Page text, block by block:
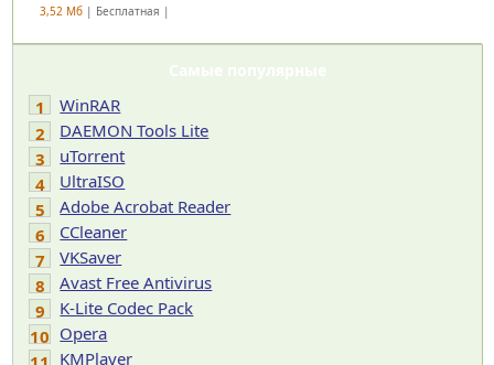
3,52 Мб| Бесплатная |
Самые популярные
1
WinRAR
2
DAEMON Tools Lite
3
uTorrent
4
UltraISO
5
Adobe Acrobat Reader
6
CCleaner
7
VKSaver
8
Avast Free Antivirus
9
K-Lite Codec Pack
10 Opera
KMPlayer